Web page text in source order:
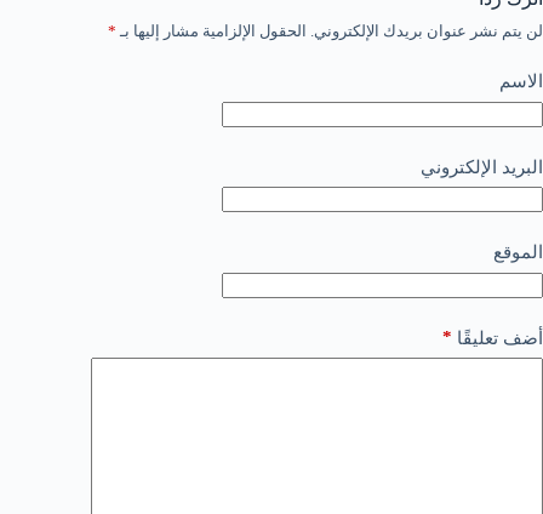
لن يتم نشر عنوان بريدك الإلكتروني. الحقول الإلزامية مشار إليها بـ *
الاسم
البريد الإلكتروني
الموقع
أضف تعليقًا *